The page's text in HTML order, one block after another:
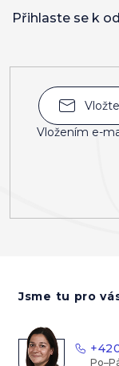
Vložením e-
Přihlaste se k
Jsme tu pro